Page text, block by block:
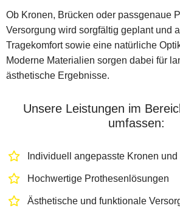
Ob Kronen, Brücken oder passgenaue
Versorgung wird sorgfältig geplant und
Tragekomfort sowie eine natürliche
Moderne Materialien sorgen dabei für
ästhetische Ergebnisse.
Unsere Leistungen im
umfassen:
Individuell angepasste Kronen und
Hochwertige Prothesenlösungen
Ästhetische und funktionale